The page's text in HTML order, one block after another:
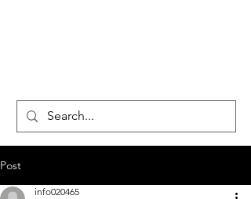
Post
info020465